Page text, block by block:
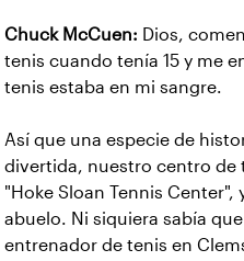
Chuck McCuen: Dios,
tenis cuando tenía 15 y me
tenis estaba en mi sangre.
Así que una especie de
divertida, nuestro centro de
"Hoke Sloan Tennis Center",
abuelo. Ni siquiera sabía
entrenador de tenis en